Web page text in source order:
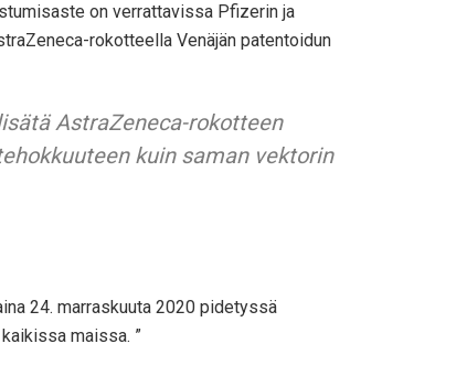
on verrattavissa Pfizerin ja
rokotteella Venäjän patentoidun
AstraZeneca-rokotteen
kuin saman vektorin
24. marraskuuta 2020 pidetyssä
maissa. ”